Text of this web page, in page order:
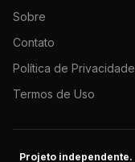
Sobre
Contato
Política de Privacidade
Termos de Uso
Projeto independente.